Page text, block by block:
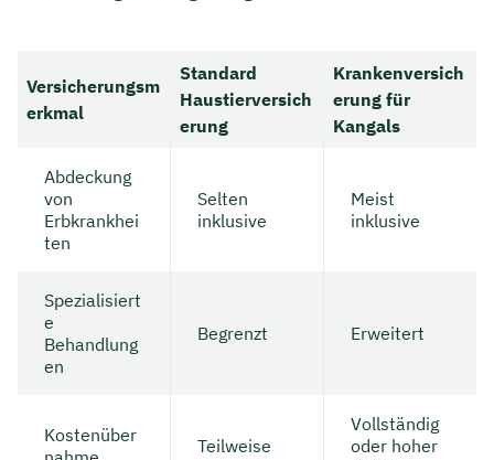
Versicherungsm
erkmal
Standard
Haustierversich
erung
Krankenversich
erung für
Kangals
Abdeckung
von
Erbkrankhei
ten
Selten
inklusive
Meist
inklusive
Spezialisiert
e
Behandlung
en
Begrenzt Erweitert
Kostenüber
Teilweise
Vollständig
oder hoher